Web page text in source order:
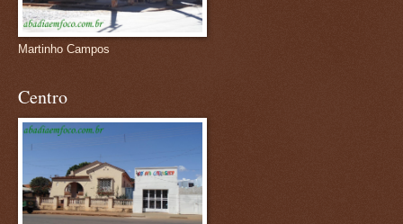
Martinho Campos
Centro